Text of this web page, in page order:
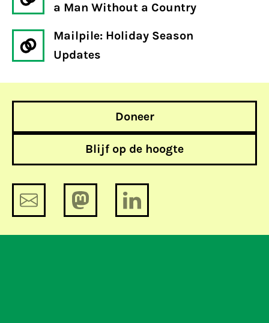
a Man Without a Country
Mailpile: Holiday Season
Updates
Doneer
Blijf op de hoogte